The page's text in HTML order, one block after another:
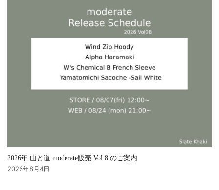
2026年 山と道 moderate販売 Vol.8 のご案内
2026年8月4日